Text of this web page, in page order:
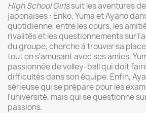
High School Girlssuit les aventures
japonaises : Eriko, Yuma et Ayano
quotidienne, entre les cours, les
rivalités et les questionnements sur
du groupe, cherche à trouver sa
tout en s'amusant avec ses amies.
passionnée de volley-ball qui doit
difficultés dans son équipe. Enfin,
sérieuse qui se prépare pour les
l'université, mais qui se questionne
passions.